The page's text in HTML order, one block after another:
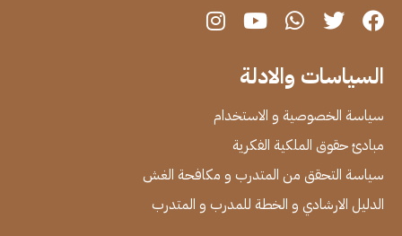
السياسات والادلة
سياسة الخصوصية و الاستخدام
مبادئ حقوق الملكية الفكرية
سياسة التحقق من المتدرب و مكافحة الغش
الدليل الارشادي و الخطة للمدرب و المتدرب